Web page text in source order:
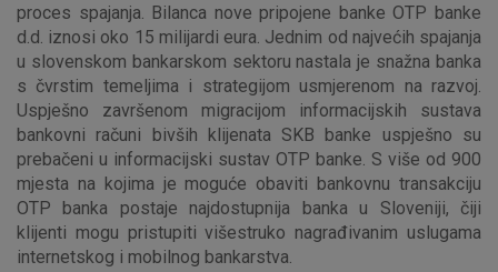
proces spajanja. Bilanca nove pripojene banke OTP banke
d.d. iznosi oko 15 milijardi eura. Jednim od najvećih spajanja
u slovenskom bankarskom sektoru nastala je snažna banka
s čvrstim temeljima i strategijom usmjerenom na razvoj.
Uspješno završenom migracijom informacijskih sustava
bankovni računi bivših klijenata SKB banke uspješno su
prebačeni u informacijski sustav OTP banke. S više od 900
mjesta na kojima je moguće obaviti bankovnu transakciju
OTP banka postaje najdostupnija banka u Sloveniji, čiji
klijenti mogu pristupiti višestruko nagrađivanim uslugama
internetskog i mobilnog bankarstva.